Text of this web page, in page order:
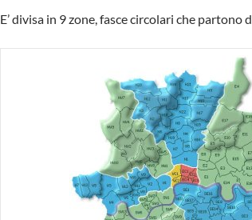
E’ divisa in 9 zone, fasce circolari che partono